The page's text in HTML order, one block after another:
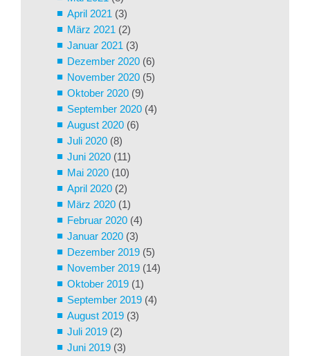
April 2021 (3)
März 2021 (2)
Januar 2021 (3)
Dezember 2020 (6)
November 2020 (5)
Oktober 2020 (9)
September 2020 (4)
August 2020 (6)
Juli 2020 (8)
Juni 2020 (11)
Mai 2020 (10)
April 2020 (2)
März 2020 (1)
Februar 2020 (4)
Januar 2020 (3)
Dezember 2019 (5)
November 2019 (14)
Oktober 2019 (1)
September 2019 (4)
August 2019 (3)
Juli 2019 (2)
Juni 2019 (3)